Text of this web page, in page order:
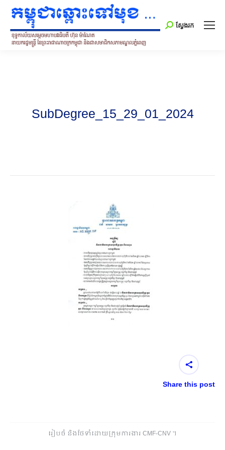
Search:
ស្វែងរក
SubDegree_15_29_01_2024
Share this post
រៀបចំ និងថែទាំដោយក្រុមការងារ CMF-CNV ​។